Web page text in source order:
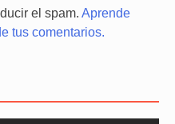
el spam. Aprende
tus comentarios.